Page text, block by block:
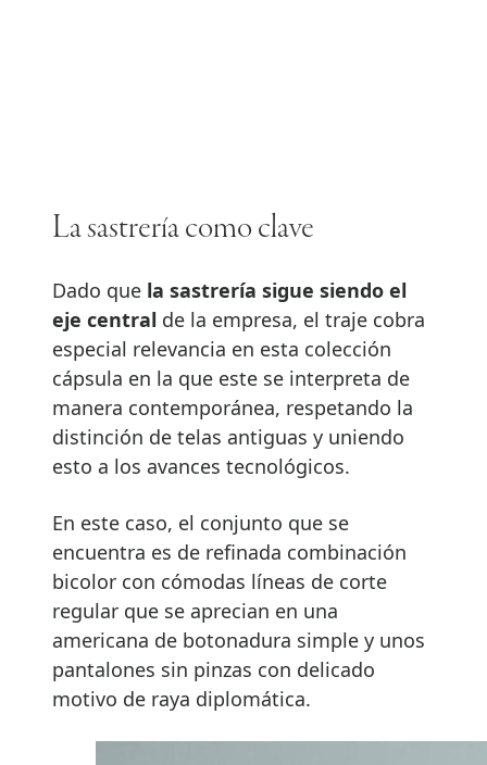
La sastrería como clave
Dado que la sastrería sigue siendo el
eje central de la empresa, el traje cobra
especial relevancia en esta colección
cápsula en la que este se interpreta de
manera contemporánea, respetando la
distinción de telas antiguas y uniendo
esto a los avances tecnológicos.
En este caso, el conjunto que se
encuentra es de refinada combinación
bicolor con cómodas líneas de corte
regular que se aprecian en una
americana de botonadura simple y unos
pantalones sin pinzas con delicado
motivo de raya diplomática.